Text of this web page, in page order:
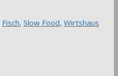
Fisch, Slow Food, Wirtshaus